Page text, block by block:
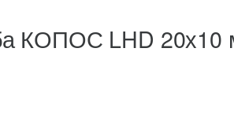
КОПОС LHD 20х10